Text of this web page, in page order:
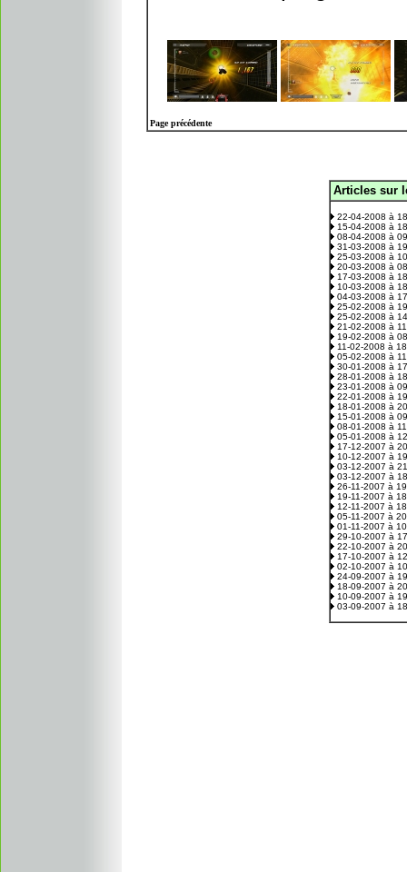
Page précédente
Articles sur
22-04-2008 à
15-04-2008 à
08-04-2008 à
31-03-2008 à
25-03-2008 à
20-03-2008 à
17-03-2008 à
10-03-2008 à
04-03-2008 à
25-02-2008 à
25-02-2008 à
21-02-2008 à
19-02-2008 à
11-02-2008 à
05-02-2008 à
30-01-2008 à
28-01-2008 à
23-01-2008 à
22-01-2008 à
18-01-2008 à
15-01-2008 à
08-01-2008 à
05-01-2008 à
17-12-2007 à
10-12-2007 à
03-12-2007 à
03-12-2007 à
26-11-2007 à
19-11-2007 à
12-11-2007 à
05-11-2007 à
01-11-2007 à
29-10-2007 à
22-10-2007 à
17-10-2007 à
02-10-2007 à
24-09-2007 à
18-09-2007 à
10-09-2007 à
03-09-2007 à